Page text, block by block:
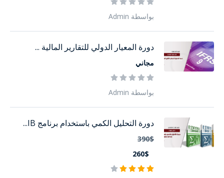
بواسطة Admin
دورة المعيار الدولي للتقارير المالية ...
مجاني
بواسطة Admin
دورة التحليل الكمي باستخدام برنامج IB...
390$
260$